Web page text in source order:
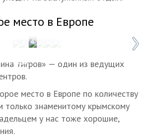
место в Европе
Фото: © Арсен Алабердов/ТАСС
1 / 6
тигров» — один из ведущих
место в Европе по количеству
только знаменитому крымскому
у нас тоже хорошие,